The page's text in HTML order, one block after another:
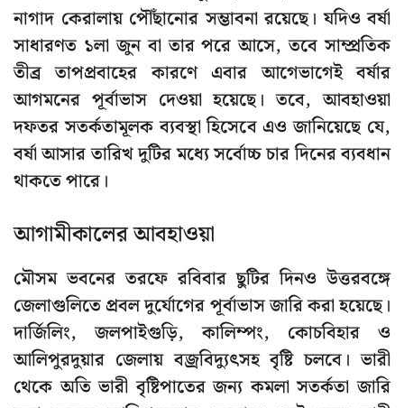
নাগাদ কেরালায় পৌঁছানোর সম্ভাবনা রয়েছে। যদিও বর্ষা
সাধারণত ১লা জুন বা তার পরে আসে, তবে সাম্প্রতিক
তীব্র তাপপ্রবাহের কারণে এবার আগেভাগেই বর্ষার
আগমনের পূর্বাভাস দেওয়া হয়েছে। তবে, আবহাওয়া
দফতর সতর্কতামূলক ব্যবস্থা হিসেবে এও জানিয়েছে যে,
বর্ষা আসার তারিখ দুটির মধ্যে সর্বোচ্চ চার দিনের ব্যবধান
থাকতে পারে।
আগামীকালের আবহাওয়া
মৌসম ভবনের তরফে রবিবার ছুটির দিনও উত্তরবঙ্গে
জেলাগুলিতে প্রবল দুর্যোগের পূর্বাভাস জারি করা হয়েছে।
দার্জিলিং, জলপাইগুড়ি, কালিম্পং, কোচবিহার ও
আলিপুরদুয়ার জেলায় বজ্রবিদ্যুৎসহ বৃষ্টি চলবে। ভারী
থেকে অতি ভারী বৃষ্টিপাতের জন্য কমলা সতর্কতা জারি